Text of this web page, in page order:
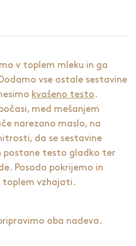
v toplem mleku in ga
vse ostale sestavine
kvašeno testo .
med mešanjem
narezano maslo, na
da se sestavine
postane testo gladko ter
Posodo pokrijemo in
vzhajati.
oba nadeva.